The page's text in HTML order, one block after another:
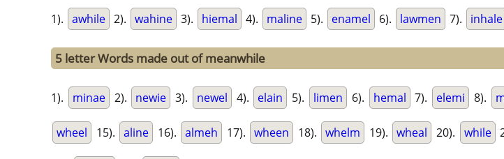
1). awhile 2). wahine 3). hiemal 4). maline 5). enamel 6). lawmen 7). inhale
5 letter Words made out of meanwhile
1). minae 2). newie 3). newel 4). elain 5). limen 6). hemal 7). elemi 8).
wheel 15). aline 16). almeh 17). wheen 18). whelm 19). wheal 20). while